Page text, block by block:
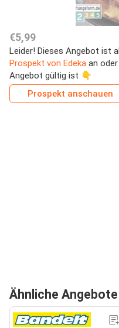
€5,99
Leider! Dieses Angebot ist
Prospekt von Edeka an
Angebot gültig ist 👇
Prospekt anschauen
Ähnliche Angebote